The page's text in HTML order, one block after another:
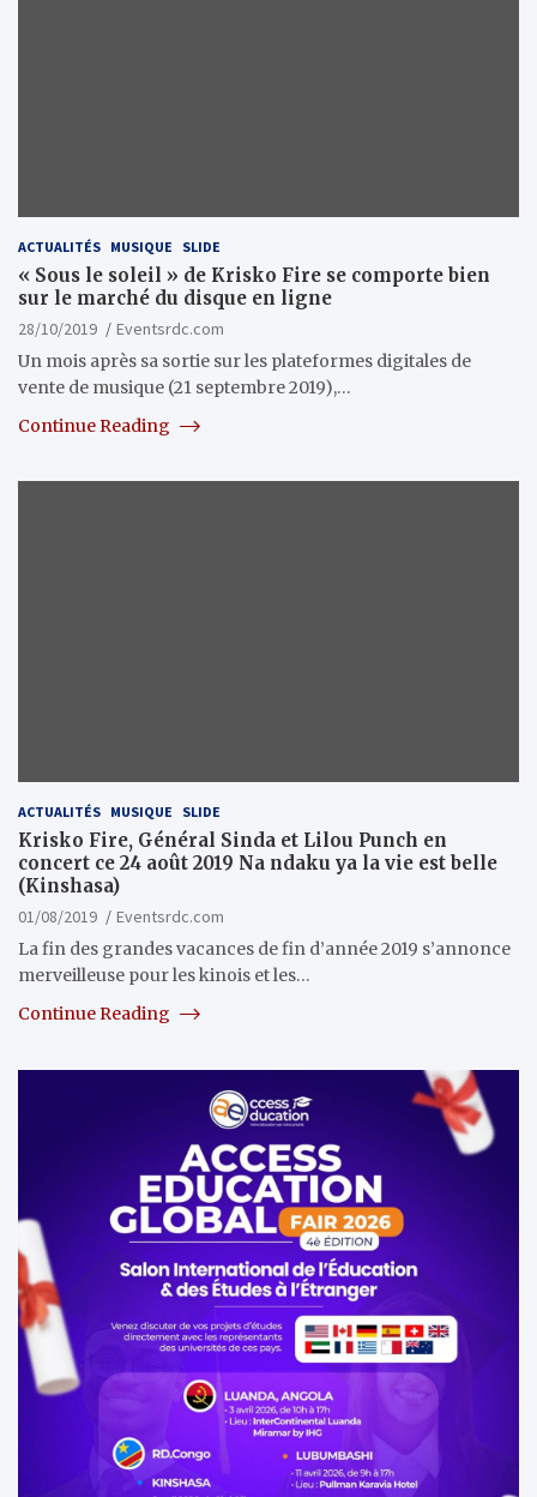
ACTUALITÉS MUSIQUE SLIDE
« Sous le soleil » de Krisko Fire se comporte bien
sur le marché du disque en ligne
28/10/2019
Eventsrdc.com
Un mois après sa sortie sur les plateformes digitales de
vente de musique (21 septembre 2019),…
Continue Reading
ACTUALITÉS MUSIQUE SLIDE
Krisko Fire, Général Sinda et Lilou Punch en
concert ce 24 août 2019 Na ndaku ya la vie est belle
(Kinshasa)
01/08/2019
Eventsrdc.com
La fin des grandes vacances de fin d’année 2019 s’annonce
merveilleuse pour les kinois et les…
Continue Reading